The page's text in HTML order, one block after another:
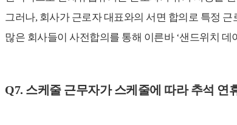
그러나, 회사가 근로자 대표와의 서면 합의로 특정
많은 회사들이 사전합의를 통해 이른바 ‘샌드위치
Q7. 스케줄 근무자가 스케줄에 따라 추석